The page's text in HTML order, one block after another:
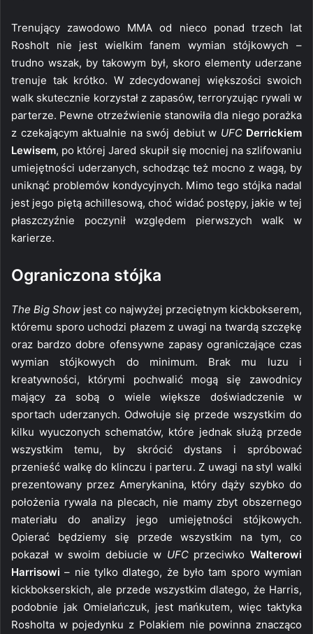
Trenujący zawodowo MMA od nieco ponad trzech lat
Rosholt nie jest wielkim fanem wymian stójkowych –
trudno wszak, by takowym był, skoro elementy uderzane
trenuje tak krótko. W zdecydowanej większości swoich
walk skutecznie korzystał z zapasów, terroryzując rywali w
parterze. Pewne otrzeźwienie stanowiła dla niego porażka
z czekającym aktualnie na swój debiut w UFC Derrickiem
Lewisem, po której Jared skupił się mocniej na szlifowaniu
umiejętności uderzanych, schodząc też mocno z wagą, by
uniknąć problemów kondycyjnych. Mimo tego stójka nadal
jest jego piętą achillesową, choć widać postępy, jakie w tej
płaszczyźnie poczynił względem pierwszych walk w
karierze.
Ograniczona stójka
The Big Show jest co najwyżej przeciętnym kickbokserem,
któremu sporo uchodzi płazem z uwagi na twardą szczękę
oraz bardzo dobre ofensywne zapasy ograniczające czas
wymian stójkowych do minimum. Brak mu luzu i
kreatywności, którymi pochwalić mogą się zawodnicy
mający za sobą o wiele większe doświadczenie w
sportach uderzanych. Odwołuje się przede wszystkim do
kilku wyuczonych schematów, które jednak służą przede
wszystkim temu, by skrócić dystans i spróbować
przenieść walkę do klinczu i parteru. Z uwagi na styl walki
prezentowany przez Amerykanina, który dąży szybko do
położenia rywala na plecach, nie mamy zbyt obszernego
materiału do analizy jego umiejętności stójkowych.
Opierać będziemy się przede wszystkim na tym, co
pokazał w swoim debiucie w UFCprzeciwkoWalterowi
Harrisowi – nie tylko dlatego, że było tam sporo wymian
kickbokserskich, ale przede wszystkim dlatego, że Harris,
podobnie jak Omielańczuk, jest mańkutem, więc taktyka
Rosholta w pojedynku z Polakiem nie powinna znacząco